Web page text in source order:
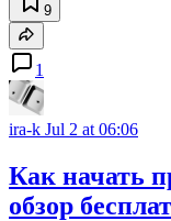
9
1
ira-k Jul 2 at 06:06
Как начать
обзор